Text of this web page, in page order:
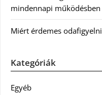
mindennapi működésben
Miért érdemes
Kategóriák
Egyéb